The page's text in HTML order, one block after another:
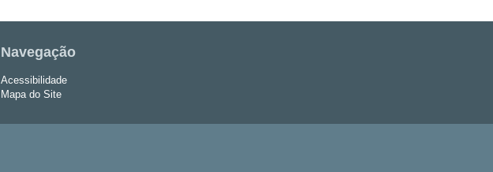
Navegação
Acessibilidade
Mapa do Site